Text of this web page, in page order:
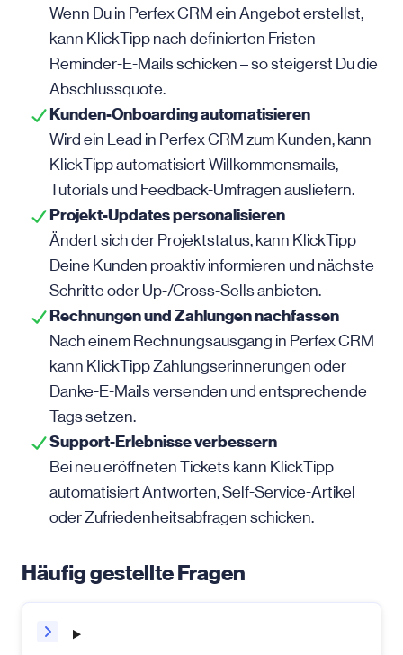
Wenn Du in Perfex CRM ein Angebot erstellst,
kann KlickTipp nach definierten Fristen
Reminder-E-Mails schicken – so steigerst Du die
Abschluss­quote.
Kunden-Onboarding automatisieren
Wird ein Lead in Perfex CRM zum Kunden, kann
KlickTipp automatisiert Willkommens­mails,
Tutorials und Feedback-Umfragen ausliefern.
Projekt-Updates personalisieren
Ändert sich der Projektstatus, kann KlickTipp
Deine Kunden proaktiv informieren und nächste
Schritte oder Up-/Cross-Sells anbieten.
Rechnungen und Zahlungen nachfassen
Nach einem Rechnungsausgang in Perfex CRM
kann KlickTipp Zahlungs­erinnerungen oder
Danke-E-Mails versenden und entsprechende
Tags setzen.
Support-Erlebnisse verbessern
Bei neu eröffneten Tickets kann KlickTipp
automatisiert Antworten, Self-Service-Artikel
oder Zufriedenheits­abfragen schicken.
Häufig gestellte Fragen